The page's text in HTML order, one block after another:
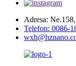
Adresa:
Telefon: 0086-